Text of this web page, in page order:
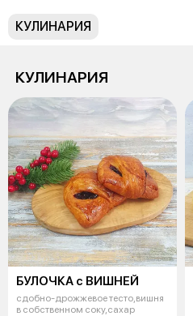
КУЛИНАРИЯ
КУЛИНАРИЯ
БУЛОЧКА с ВИШНЕЙ
сдобно-дрожжевое тесто,вишня
в собственном соку,сахар